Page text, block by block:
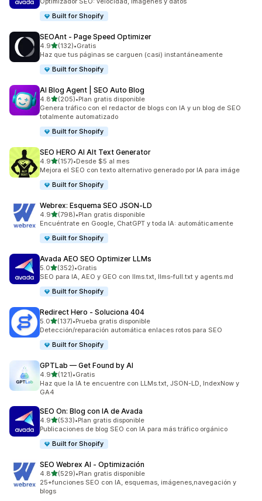
Built for Shopify
SEOAnt ‑ Page Speed Optimizer
4.9de 5 estrellas
(132)
132 reseñas en total
•Gratis
Haz que tus páginas se carguen (casi) instantáneamente
Built for Shopify
AI Blog Agent | SEO Auto Blog
4.8de 5 estrellas
(205)
205 reseñas en total
•Plan gratis disponible
Genera tráfico con el redactor de blogs con IA y un blog de SEO
totalmente automatizado
Built for Shopify
SEO HERO AI Alt Text Generator
4.9de 5 estrellas
(157)
157 reseñas en total
•Desde $5 al mes
Mejora el SEO con texto alternativo generado por IA para imáge
Built for Shopify
Webrex: Esquema SEO JSON‑LD
4.9de 5 estrellas
(798)
798 reseñas en total
•Plan gratis disponible
Encuéntrate en Google, ChatGPT y toda IA: automáticamente
Built for Shopify
Avada AEO SEO Optimizer LLMs
5.0de 5 estrellas
(352)
352 reseñas en total
•Gratis
SEO para IA, AEO y GEO con llms.txt, llms-full.txt y agents.md
Built for Shopify
Redirect Hero ‑ Soluciona 404
5.0de 5 estrellas
(137)
137 reseñas en total
•Prueba gratis disponible
Detección/reparación automática enlaces rotos para SEO
Built for Shopify
GPTLab — Get Found by AI
4.9de 5 estrellas
(121)
121 reseñas en total
•Gratis
Haz que la IA te encuentre con LLMs.txt, JSON-LD, IndexNow y
GA4
SEO On: Blog con IA de Avada
4.9de 5 estrellas
(533)
533 reseñas en total
•Plan gratis disponible
Publicaciones de blog SEO con IA para más tráfico orgánico
Built for Shopify
SEO Webrex AI ‑ Optimización
4.8de 5 estrellas
(529)
529 reseñas en total
•Plan gratis disponible
25+funciones SEO con IA, esquemas, imágenes,navegación y
blogs